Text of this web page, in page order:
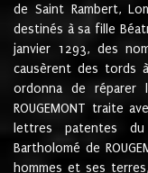
de Saint Rambert,
destinés à sa fille
janvier 1293, des
causèrent des tords
ordonna de réparer
ROUGEMONT traite
lettres patentes du
Bartholomé de
hommes et ses